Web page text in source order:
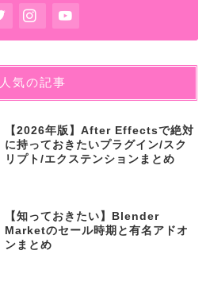
人気の記事
【2026年版】After Effectsで絶対
に持っておきたいプラグイン/スク
リプト/エクステンションまとめ
【知っておきたい】Blender
Marketのセール時期と有名アドオ
ンまとめ